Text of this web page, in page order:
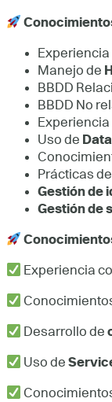
Experiencia
Manejo de
BBDD
BBDD No
Experiencia
Uso de
Prácticas
Gestión de
Gestión de
Experiencia
Desarrollo de
Uso de